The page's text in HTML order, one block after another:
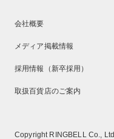
会社概要
メディア掲載情報
採用情報（新卒採用）
取扱百貨店のご案内
Copyright RINGBELL Co.,